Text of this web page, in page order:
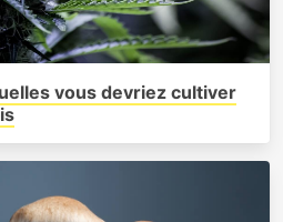
vous devriez cultiver